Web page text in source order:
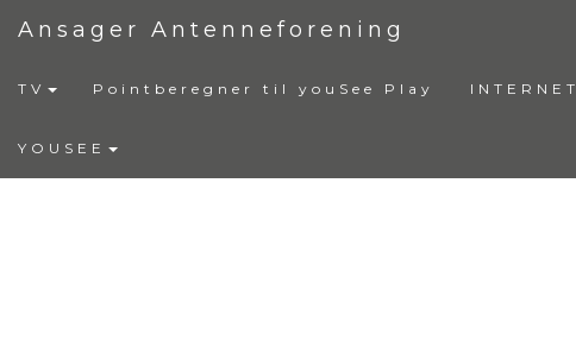
Ansager Antenneforening
TV Pointberegner til youSee Play INTERNET
YOUSEE